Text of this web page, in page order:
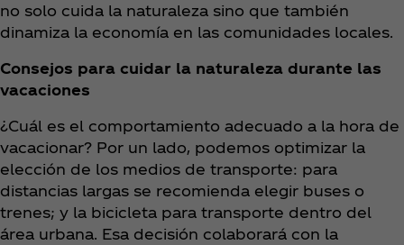
no solo cuida la naturaleza sino que también
dinamiza la economía en las comunidades locales.
Consejos para cuidar la naturaleza durante las
vacaciones
¿Cuál es el comportamiento adecuado a la hora de
vacacionar? Por un lado, podemos optimizar la
elección de los medios de transporte: para
distancias largas se recomienda elegir buses o
trenes; y la bicicleta para transporte dentro del
área urbana. Esa decisión colaborará con la